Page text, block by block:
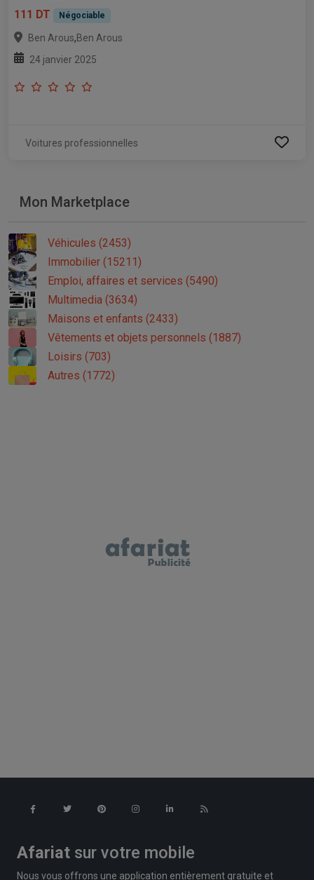
111 DT
Négociable
Ben Arous,Ben Arous
24 janvier 2025
Voitures professionnelles
Mon Marketplace
Véhicules (2453)
Immobilier (15211)
Emploi, affaires et services (5490)
Multimedia (3634)
Maisons et enfants (2433)
Vêtements et objets personnels (1887)
Loisirs (703)
Autres (1772)
Afariat sur votre mobile
Nous vous offrons une application entièrement gratuite et